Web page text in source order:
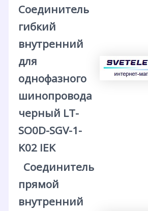
Соединитель
гибкий
внутренний
для
однофазного
шинопровода
черный LT-
SO0D-SGV-1-
K02 IEK
Соединитель
прямой
внутренний